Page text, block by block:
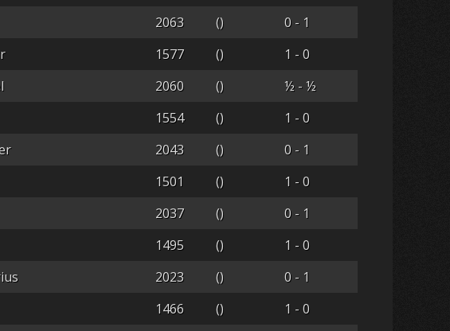
2063 ()
0 - 1
1577 ()
1 - 0
2060 ()
½ - ½
1554 ()
1 - 0
2043 ()
0 - 1
1501 ()
1 - 0
2037 ()
0 - 1
1495 ()
1 - 0
2023 ()
0 - 1
1466 ()
1 - 0